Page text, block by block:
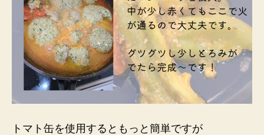
トマト缶を使用するともっと簡単ですが